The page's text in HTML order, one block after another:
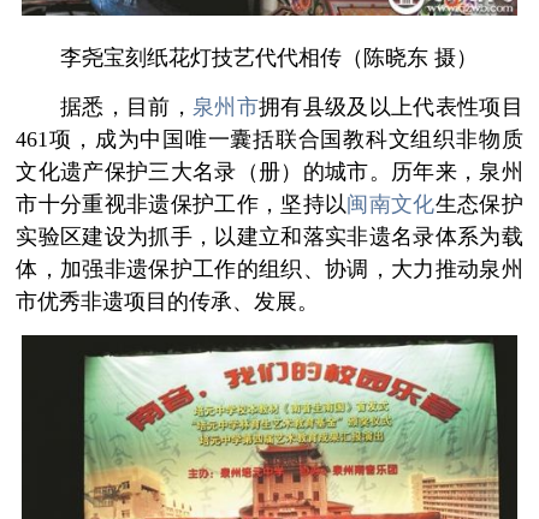
李尧宝刻纸花灯技艺代代相传（陈晓东 摄）
据悉，目前， 泉州市拥有县级及以上代表性项目
461项，成为中国唯一囊括联合国教科文组织非物质
文化遗产保护三大名录（册）的城市。历年来，泉州
市十分重视非遗保护工作，坚持以闽南文化生态保护
实验区建设为抓手，以建立和落实非遗名录体系为载
体，加强非遗保护工作的组织、协调，大力推动泉州
市优秀非遗项目的传承、发展。